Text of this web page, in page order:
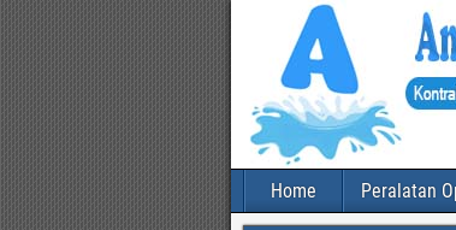
Home Peralatan